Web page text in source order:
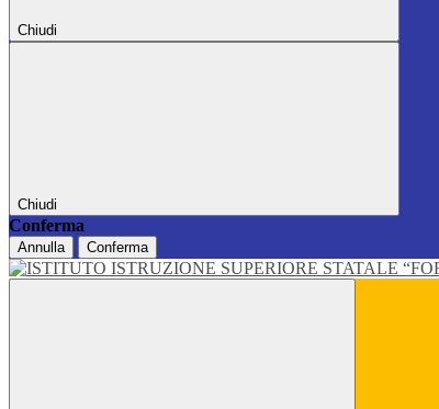
Chiudi
Chiudi
Conferma
Annulla Conferma